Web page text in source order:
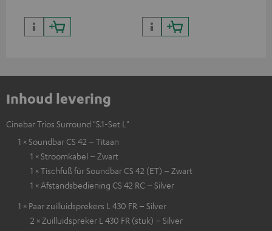
Inhoud levering
Cinebar Trios Surround "5.1-Set L"
1 × Soundbar CS 42 – Titaan
1 × Stroomkabel – Zwart
1 × Tischfuß für Soundbar CS 42 (ET) – Zwart
1 × Afstandsbediening CS 42 RC – Silver
1 × Paar zuilluidsprekers L 430 FR – Silver
2 × Zuilluidspreker L 430 FR (stuk) – Silver